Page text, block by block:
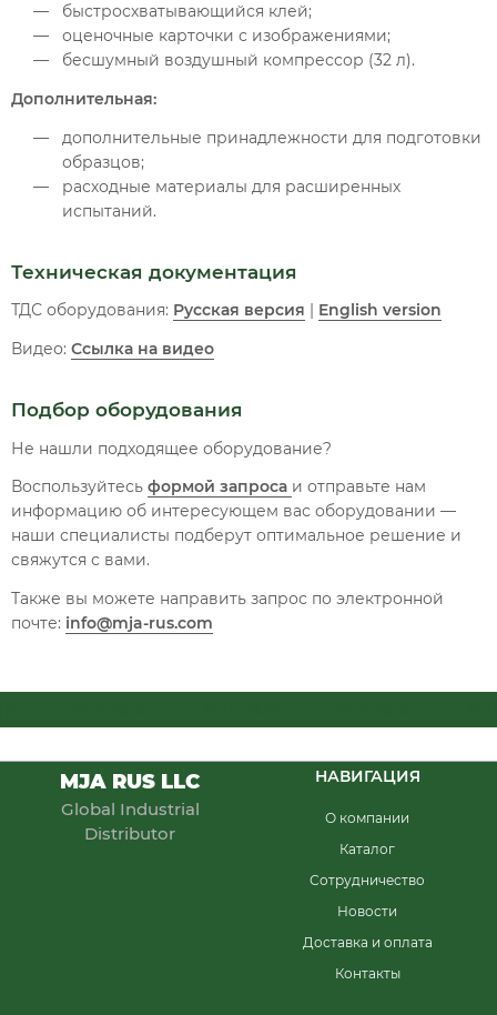
быстросхватывающийся клей;
оценочные карточки с изображениями;
бесшумный воздушный компрессор (32 л).
Дополнительная:
дополнительные принадлежности для подготовки
образцов;
расходные материалы для расширенных
испытаний.
Техническая документация
ТДС оборудования: Русская версия
English version
Видео: Ссылка на видео
Подбор оборудования
Не нашли подходящее оборудование?
Воспользуйтесь формой запроса и отправьте нам
информацию об интересующем вас оборудовании —
наши специалисты подберут оптимальное решение и
свяжутся с вами.
Также вы можете направить запрос по электронной
почте: info@mja-rus.com
MJA RUS LLC
Global Industrial
Distributor
НАВИГАЦИЯ
О компании
Каталог
Сотрудничество
Новости
Доставка и оплата
Контакты